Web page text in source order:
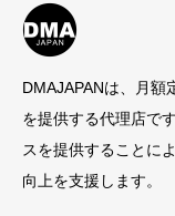
DMAJAPANは、月額
を提供する代理店で
スを提供することに
向上を支援します。